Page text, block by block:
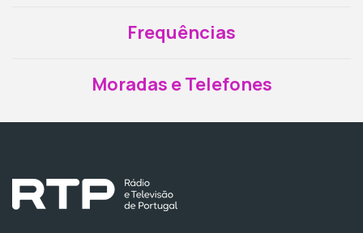
Frequências
Moradas e Telefones